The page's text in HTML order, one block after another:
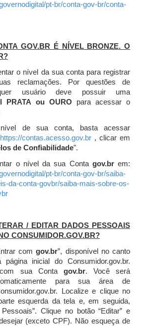
pt-br/conta-gov-br/conta-
GOV.BR É NÍVEL BRONZE. O
o nível da sua conta para registrar
reclamações. Por questões de
usuário deve possuir uma
PRATA ou OURO para acessar o
de sua conta, basta acessar
https://contas.acesso.gov.br, clicar em
de Confiabilidade".
o nível da sua Conta gov.brem:
pt-br/conta-gov-br/saiba-
da-conta-govbr/saiba-mais-sobre-os-
/ EDITAR DADOS PESSOAIS
CONSUMIDOR.GOV.BR?
comgov.br”, disponível no canto
inicial do Consumidor.gov.br.
sua Conta gov.br. Você será
para sua área de
Localize e clique no
esquerda da tela e, em seguida,
Clique no botão “Editar” e
(exceto CPF). Não esqueça de